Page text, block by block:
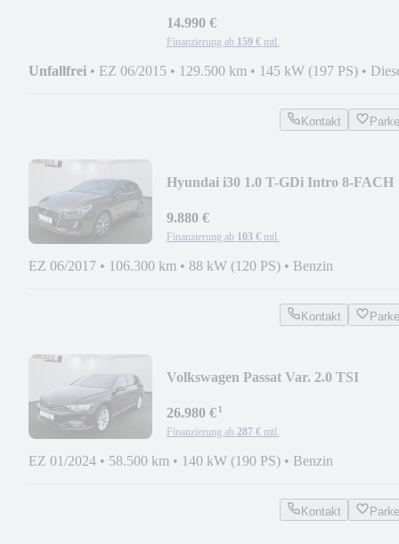
14.990 €
Finanzierung ab 159 € mtl.
Unfallfrei • EZ 06/2015 • 129.500 km • 145 kW (197 PS) •
Kontakt
Hyundai i30 1.0 T-GDi Intro 8-FACH
9.880 €
Finanzierung ab 103 € mtl.
EZ 06/2017 • 106.300 km • 88 kW (120 PS) • Benzin
Kontakt
Volkswagen Passat Var. 2.0 TSI
26.980 €¹
Finanzierung ab 287 € mtl.
EZ 01/2024 • 58.500 km • 140 kW (190 PS) • Benzin
Kontakt